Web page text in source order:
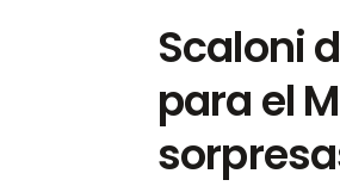
Scaloni
para el